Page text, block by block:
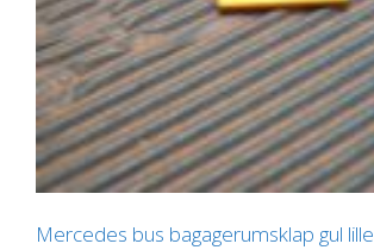
Mercedes bus bagagerumsklap gul lille